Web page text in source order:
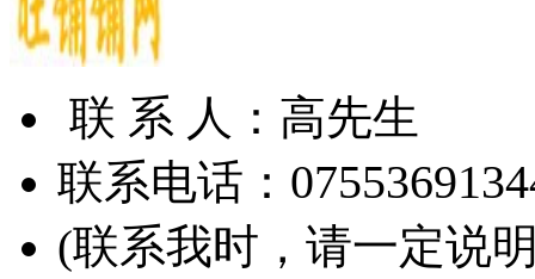
联 系 人： 高先生
联系电话：
(联系我时，请一定说